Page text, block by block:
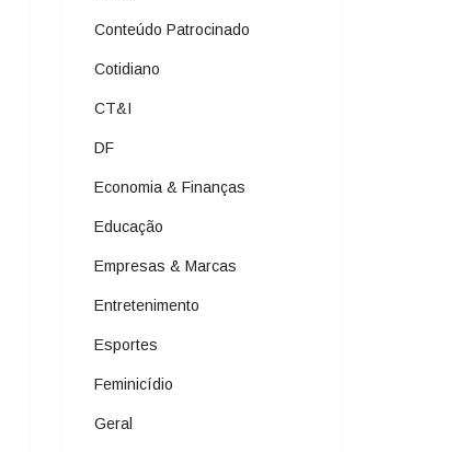
Conteúdo Patrocinado
Cotidiano
CT&I
DF
Economia & Finanças
Educação
Empresas & Marcas
Entretenimento
Esportes
Feminicídio
Geral